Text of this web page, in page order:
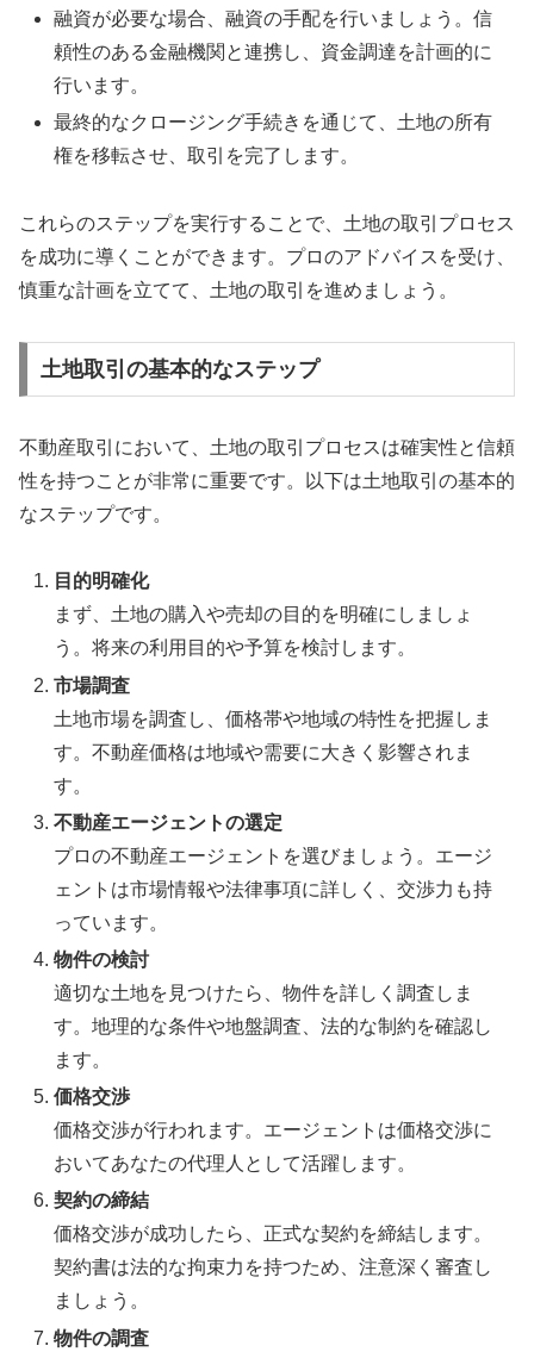
融資が必要な場合、融資の手配を行いましょう。信
頼性のある金融機関と連携し、資金調達を計画的に
行います。
最終的なクロージング手続きを通じて、土地の所有
権を移転させ、取引を完了します。
これらのステップを実行することで、土地の取引プロセス
を成功に導くことができます。プロのアドバイスを受け、
慎重な計画を立てて、土地の取引を進めましょう。
土地取引の基本的なステップ
不動産取引において、土地の取引プロセスは確実性と信頼
性を持つことが非常に重要です。以下は土地取引の基本的
なステップです。
目的明確化
まず、土地の購入や売却の目的を明確にしましょ
う。将来の利用目的や予算を検討します。
市場調査
土地市場を調査し、価格帯や地域の特性を把握しま
す。不動産価格は地域や需要に大きく影響されま
す。
不動産エージェントの選定
プロの不動産エージェントを選びましょう。エージ
ェントは市場情報や法律事項に詳しく、交渉力も持
っています。
物件の検討
適切な土地を見つけたら、物件を詳しく調査しま
す。地理的な条件や地盤調査、法的な制約を確認し
ます。
価格交渉
価格交渉が行われます。エージェントは価格交渉に
おいてあなたの代理人として活躍します。
契約の締結
価格交渉が成功したら、正式な契約を締結します。
契約書は法的な拘束力を持つため、注意深く審査し
ましょう。
物件の調査